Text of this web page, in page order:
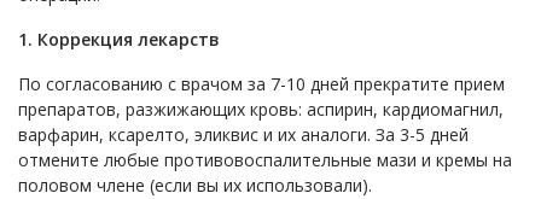
1. Коррекция лекарств
По согласованию с врачом за 7-10 дней прекратите прием
препаратов, разжижающих кровь: аспирин, кардиомагнил,
варфарин, ксарелто, эликвис и их аналоги. За 3-5 дней
отмените любые противовоспалительные мази и кремы на
половом члене (если вы их использовали).